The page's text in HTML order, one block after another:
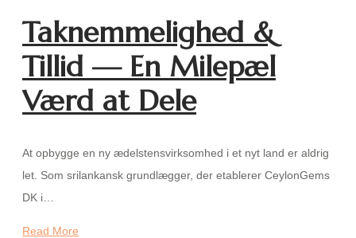
Taknemmelighed &
Tillid — En Milepæl
Værd at Dele
At opbygge en ny ædelstensvirksomhed i et nyt land er aldrig
let. Som srilankansk grundlægger, der etablerer CeylonGems
DK i…
Read More